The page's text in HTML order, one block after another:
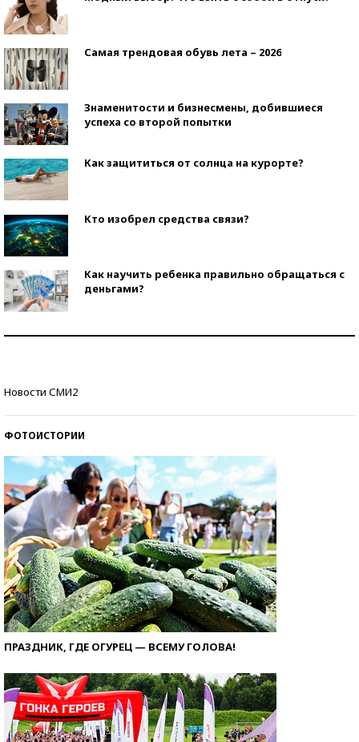
Самая трендовая обувь лета – 2026
Знаменитости и бизнесмены, добившиеся
успеха со второй попытки
Как защититься от солнца на курорте?
Кто изобрел средства связи?
Как научить ребенка правильно обращаться с
деньгами?
Новости СМИ2
ФОТОИСТОРИИ
ПРАЗДНИК, ГДЕ ОГУРЕЦ — ВСЕМУ ГОЛОВА!